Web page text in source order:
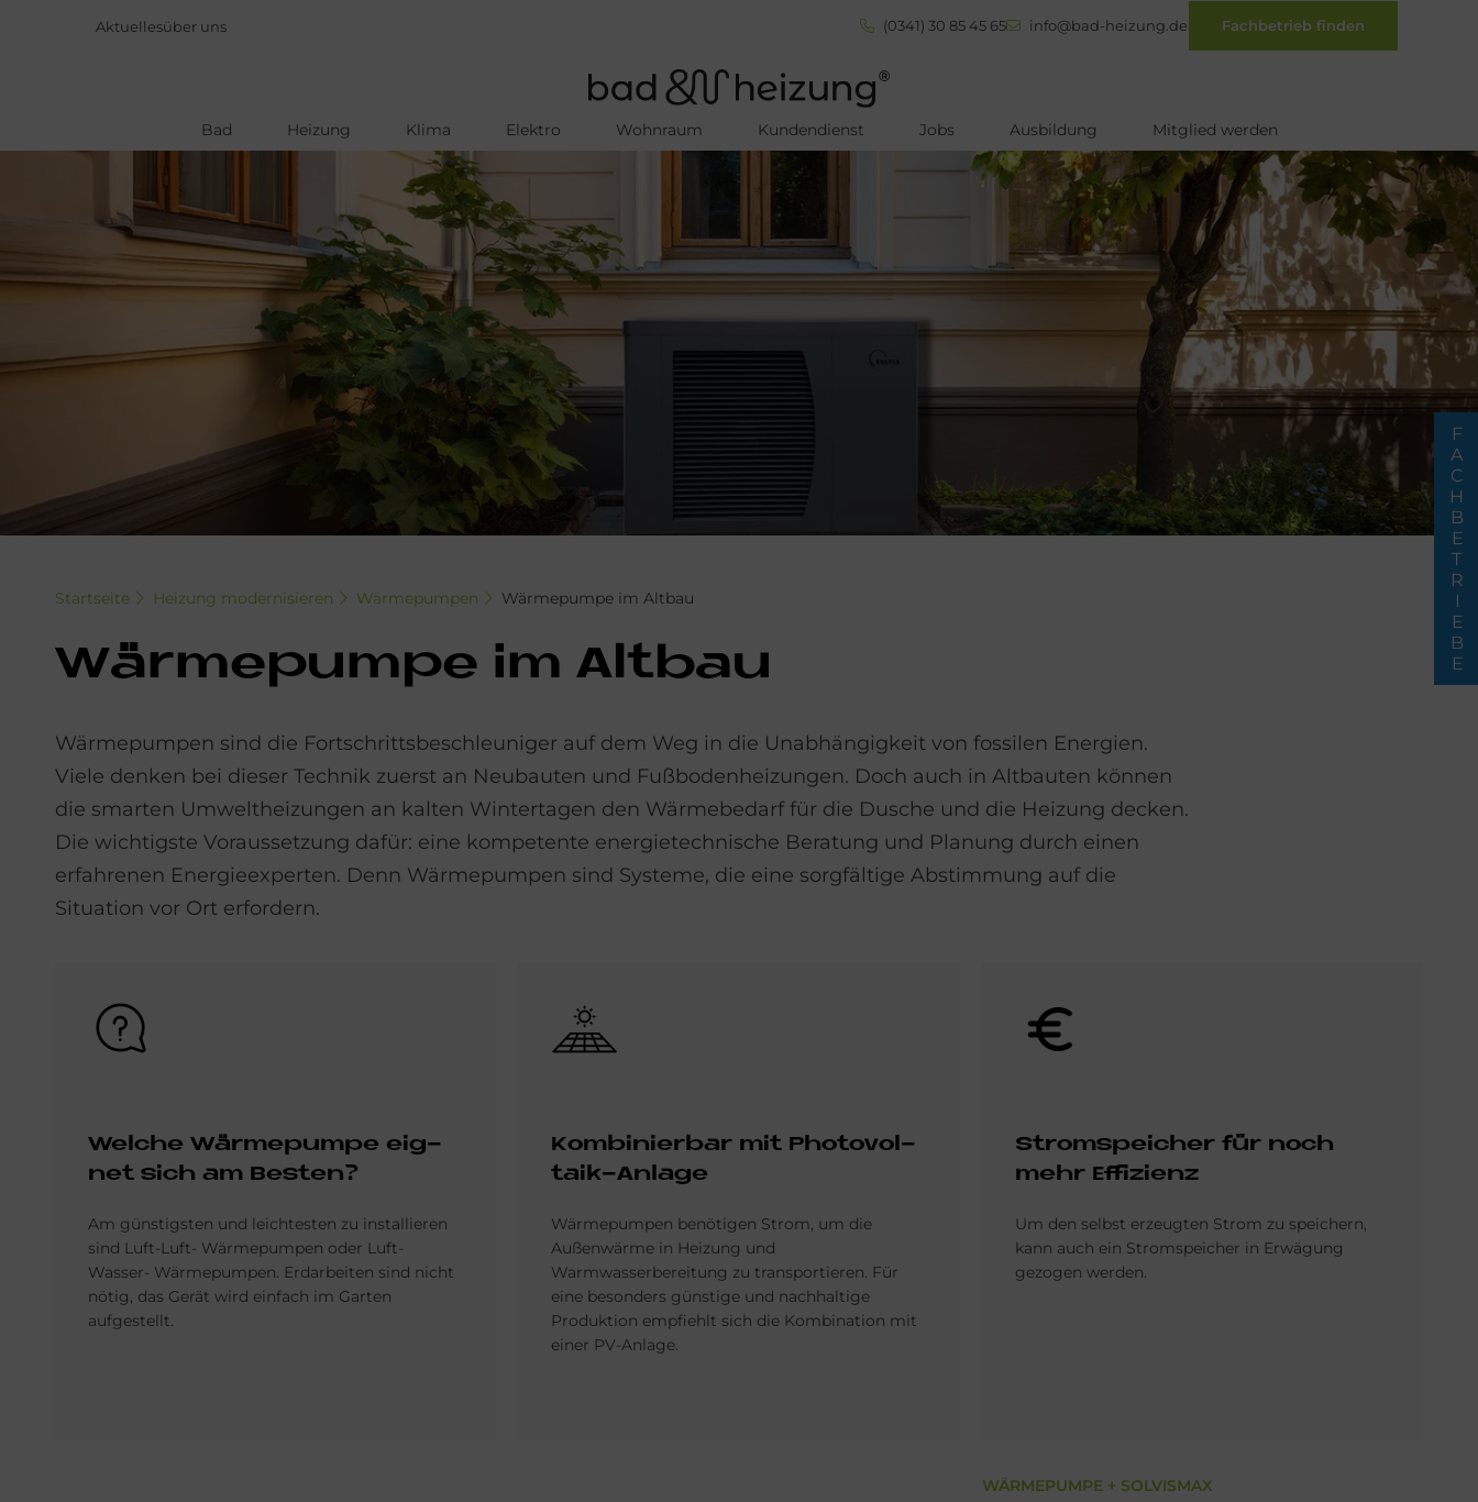
Aktuellesüber uns (0341) 30 85 45 65 info@bad-heizung.de Fachbetrieb finden
Bad Heizung Klima Elektro Wohnraum Kundendienst Jobs Ausbildung Mitglied werden
Startseite Heizung modernisieren Wärmepumpen Wärmepumpe im Altbau
Wär­me­pum­pe im Alt­bau
Wärmepumpen sind die Fortschrittsbeschleuniger auf dem Weg in die Unabhängigkeit von fossilen Energien.
Viele denken bei dieser Technik zuerst an Neubauten und Fußbodenheizungen. Doch auch in Altbauten können
die smarten Umweltheizungen an kalten Wintertagen den Wärmebedarf für die Dusche und die Heizung decken.
Die wichtigste Voraussetzung dafür: eine kompetente energietechnische Beratung und Planung durch einen
erfahrenen Energieexperten. Denn Wärmepumpen sind Systeme, die eine sorgfältige Abstimmung auf die
Situation vor Ort erfordern.
Bild
Wel­che Wär­me­pum­pe eig­
net sich am Be­sten?
Am günstigsten und leichtesten zu installieren
sind Luft-Luft- Wärmepumpen oder Luft-
Wasser- Wärmepumpen. Erdarbeiten sind nicht
nötig, das Gerät wird einfach im Garten
aufgestellt.
Bild
Kom­bi­nier­bar mit Pho­to­vol­
ta­ik-An­la­ge
Wärmepumpen benötigen Strom, um die
Außenwärme in Heizung und
Warmwasserbereitung zu transportieren. Für
eine besonders günstige und nachhaltige
Produktion empfiehlt sich die Kombination mit
einer PV-Anlage.
Strom­spei­cher für noch
mehr Ef­fi­zi­enz
Um den selbst erzeugten Strom zu speichern,
kann auch ein Stromspeicher in Erwägung
gezogen werden.
WÄRMEPUMPE + SOLVISMAX
FACHBETRIEBE